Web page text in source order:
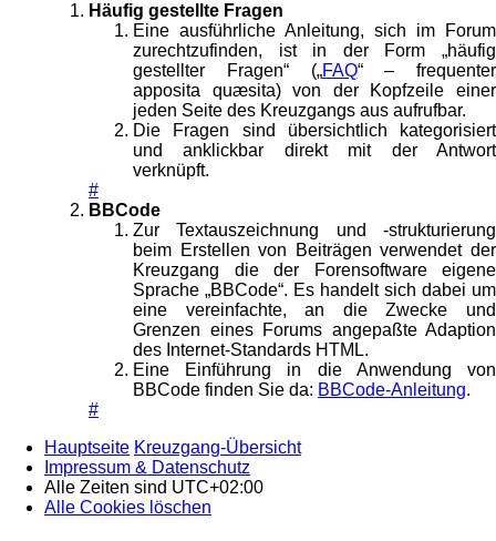
Häufig gestellte Fragen
Eine ausführliche Anleitung, sich im Forum
zurechtzufinden, ist in der Form „häufig
gestellter Fragen“ („FAQ“ – frequenter
apposita quæsita) von der Kopfzeile einer
jeden Seite des Kreuzgangs aus aufrufbar.
Die Fragen sind übersichtlich kategorisiert
und anklickbar direkt mit der Antwort
verknüpft.
#
BBCode
Zur Textauszeichnung und -strukturierung
beim Erstellen von Beiträgen verwendet der
Kreuzgang die der Forensoftware eigene
Sprache „BBCode“. Es handelt sich dabei um
eine vereinfachte, an die Zwecke und
Grenzen eines Forums angepaßte Adaption
des Internet-Standards HTML.
Eine Einführung in die Anwendung von
BBCode finden Sie da: BBCode-Anleitung.
#
Hauptseite Kreuzgang-Übersicht
Impressum & Datenschutz
Alle Zeiten sind UTC+02:00
Alle Cookies löschen